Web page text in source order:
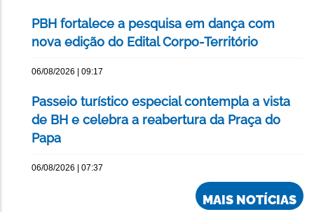
PBH fortalece a pesquisa em dança com
nova edição do Edital Corpo-Território
06/08/2026 | 09:17
Passeio turístico especial contempla a vista
de BH e celebra a reabertura da Praça do
Papa
06/08/2026 | 07:37
MAIS NOTÍCIAS